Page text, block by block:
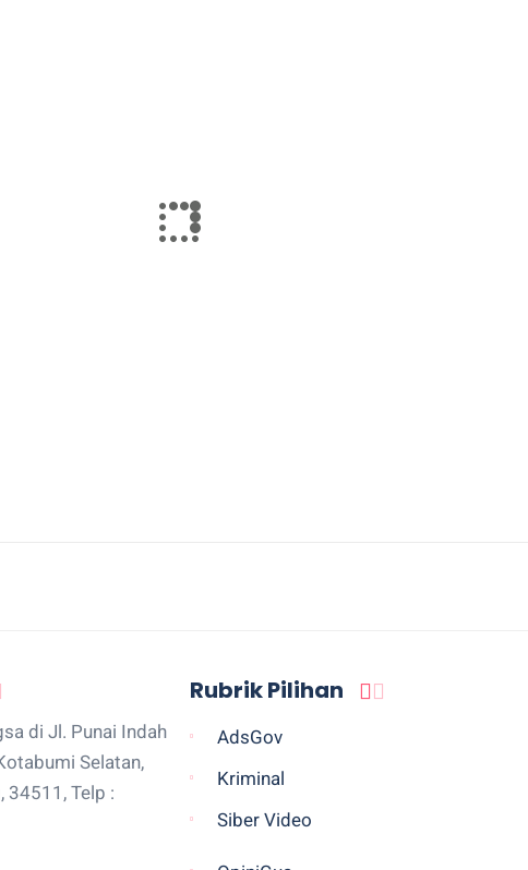
di Jl. Punai Indah
Selatan,
34511, Telp :
Rubrik Pilihan
AdsGov
Kriminal
Siber Video